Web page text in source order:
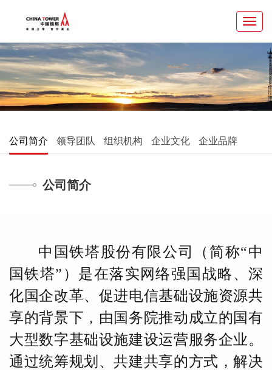
公司简介 领导团队 组织机构 企业文化 企业品牌
公司简介
中国铁塔股份有限公司（简称“中
国铁塔”）是在落实网络强国战略、深
化国企改革、促进电信基础设施资源共
享的背景下，由国务院推动成立的国有
大型数字基础设施建设运营服务企业。
通过统筹规划、共建共享的方式，解决